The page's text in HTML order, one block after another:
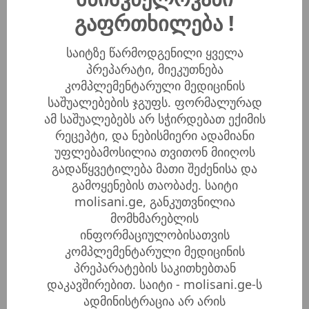
დახურულ მდგომარეობაში, დაიცავით მზის
სად შევიძინო?
მობრძანდით ჩვენთან მოლისნის კლინიკაში
შეიძინეთ პრეპარატი და გაიარეთ უფასო
კონსულტაცია ექიმთან:
თბილისი, ტაშკენტის ქ.14(მეტრო „სამედიცინო
უნივერსიტეტი“).
ტელ: +995 596 00-10-60
ქუთაისი, 68 თამარ მეფის ქ.(ა.წერეთლის
უნივერსიტეტის მიმდებარედ)
ტელ: +995 593 24-29-57
ბათუმი, ახმეტელის 1, ბინა 1.(ი.ჭავჭავაძის
სახელობის სახელმწიფო დრამატული თეატრის
გვერდით)
ტელ: +995 511 44-44-20
გაფრთხილება !
საიტზე წარმოდგენილი ყველა
პრეპარატი, მიეკუთნება
კომპლემენტარული მედიცინის
საშუალებების ჯგუფს. ფორმალურად
ამ საშუალებებს არ სჭირდებათ ექიმის
რეცეპტი, და ნებისმიერი ადამიანი
უფლებამოსილია თვითონ მიიღოს
გადაწყვეტილება მათი შეძენისა და
გამოყენების თაობაძე. საიტი
molisani.ge, განკუთვნილია
მომხმარებლის
ინფორმაციულობისათვის
კომპლემენტარული მედიცინის
პრეპარატების საკითხებთან
დაკავშირებით. საიტი - molisani.ge-ს
ადმინისტრაცია არ არის